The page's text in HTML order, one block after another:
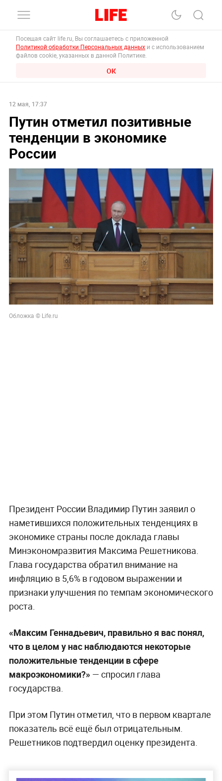
Посещая сайт life.ru, Вы соглашаетесь с приложенной
Политикой обработки Персональных данных и с использованием
файлов cookie, указанных в данной Политике.
ОК
12 мая, 17:37
Путин отметил позитивные
тенденции в экономике
России
Обложка © Life.ru
Президент России Владимир Путин заявил о
наметившихся положительных тенденциях в
экономике страны после доклада главы
Минэкономразвития Максима Решетникова.
Глава государства обратил внимание на
инфляцию в 5,6% в годовом выражении и
признаки улучшения по темпам экономического
роста.
«Максим Геннадьевич, правильно я вас понял,
что в целом у нас наблюдаются некоторые
положительные тенденции в сфере
макроэкономики?»— спросил глава
государства.
При этом Путин отметил, что в первом квартале
показатель всё ещё был отрицательным.
Решетников подтвердил оценку президента.